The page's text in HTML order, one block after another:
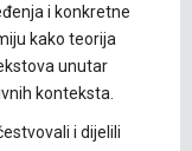
i konkretne
kako teorija
unutar
konteksta.
i dijelili